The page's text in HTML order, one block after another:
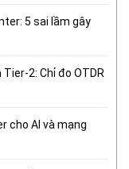
5 sai lầm gây
2: Chỉ đo OTDR
cho AI và mạng